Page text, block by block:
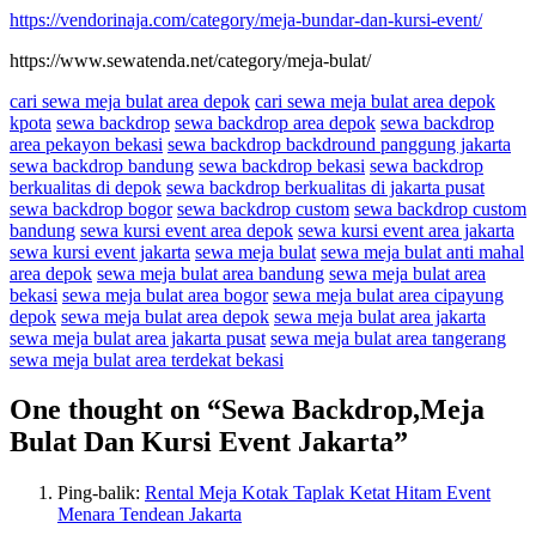
https://vendorinaja.com/category/meja-bundar-dan-kursi-event/
https://www.sewatenda.net/category/meja-bulat/
cari sewa meja bulat area depok cari sewa meja bulat area depok
kpota sewa backdrop sewa backdrop area depok sewa backdrop
area pekayon bekasi sewa backdrop backdround panggung jakarta
sewa backdrop bandung sewa backdrop bekasi sewa backdrop
berkualitas di depok sewa backdrop berkualitas di jakarta pusat
sewa backdrop bogor sewa backdrop custom sewa backdrop custom
bandung sewa kursi event area depok sewa kursi event area jakarta
sewa kursi event jakarta sewa meja bulat sewa meja bulat anti mahal
area depok sewa meja bulat area bandung sewa meja bulat area
bekasi sewa meja bulat area bogor sewa meja bulat area cipayung
depok sewa meja bulat area depok sewa meja bulat area jakarta
sewa meja bulat area jakarta pusat sewa meja bulat area tangerang
sewa meja bulat area terdekat bekasi
One thought on “Sewa Backdrop,Meja
Bulat Dan Kursi Event Jakarta”
Ping-balik: Rental Meja Kotak Taplak Ketat Hitam Event
Menara Tendean Jakarta